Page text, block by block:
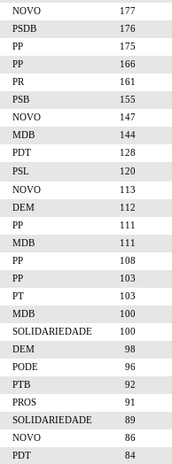
NOVO 177
PSDB 176
PP 175
PP 166
PR 161
PSB 155
NOVO 147
MDB 144
PDT 128
PSL 120
NOVO 113
DEM 112
PP 111
MDB 111
PP 108
PP 103
PT 103
MDB 100
SOLIDARIEDADE 100
DEM 98
PODE 96
PTB 92
PROS 91
SOLIDARIEDADE 89
NOVO 86
PDT 84